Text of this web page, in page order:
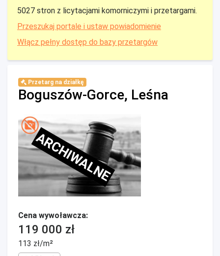
5027 stron z licytacjami komorniczymi i przetargami.
Przeszukaj portale i ustaw powiadomienie
Włącz pełny dostęp do bazy przetargów
Przetarg na działkę
Boguszów-Gorce, Leśna
ARCHIWALNE
Cena wywoławcza:
119 000 zł
113 zł/m²